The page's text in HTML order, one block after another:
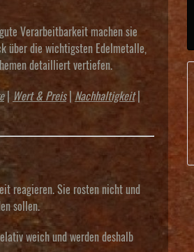
Verarbeitbarkeit machen sie
über die wichtigsten Edelmetalle,
detailliert vertiefen.
| Wert & Preis| Nachhaltigkeit|
reagieren. Sie rosten nicht und
sollen.
weich und werden deshalb